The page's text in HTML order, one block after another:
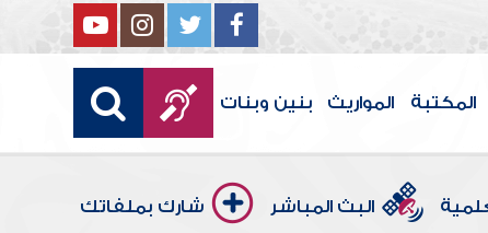
المكتبة المواريث بنين وبنات
البث المباشر شارك بملفاتك